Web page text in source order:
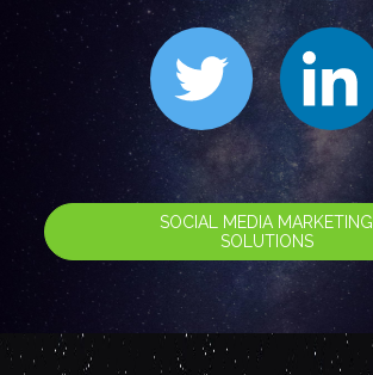
SOCIAL MEDIA MARKETING
SOLUTIONS